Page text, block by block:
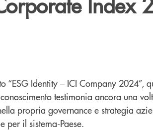
“ESG Identity – ICI Company 2024”,
testimonia ancora una
propria governance e strategia
per il sistema-Paese.